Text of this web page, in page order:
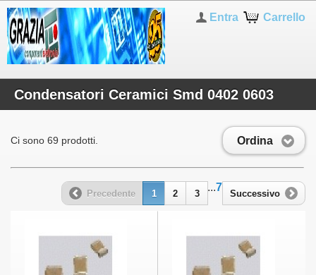
Carrello
Entra
Condensatori Ceramici Smd 0402 0603
Ordina
Ci sono 69 prodotti.
Precedente 1 2 3
...7
Successivo